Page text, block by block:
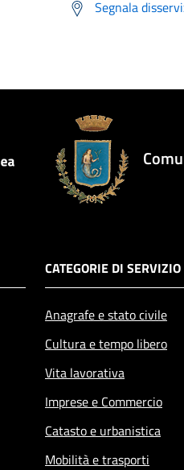
Segnala
CATEGORIE DI SERVIZIO
Anagrafe e stato civile
Cultura e tempo libero
Vita lavorativa
Imprese e Commercio
Catasto e urbanistica
Mobilità e trasporti